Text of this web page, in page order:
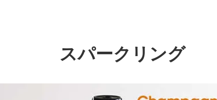
その他のワインオープナー シャンパンオープナー
ワインのアクセサリー
お買い物でJALマイルがたまる
敬老の日におすすめギフト
スパークリング